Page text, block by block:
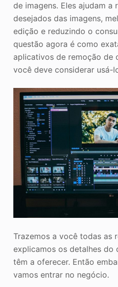
de imagens. Eles ajudam a
desejados das imagens,
edição e reduzindo o
questão agora é como
aplicativos de remoção de
você deve considerar usá-
Trazemos a você todas as
explicamos os detalhes do
têm a oferecer. Então
vamos entrar no negócio.